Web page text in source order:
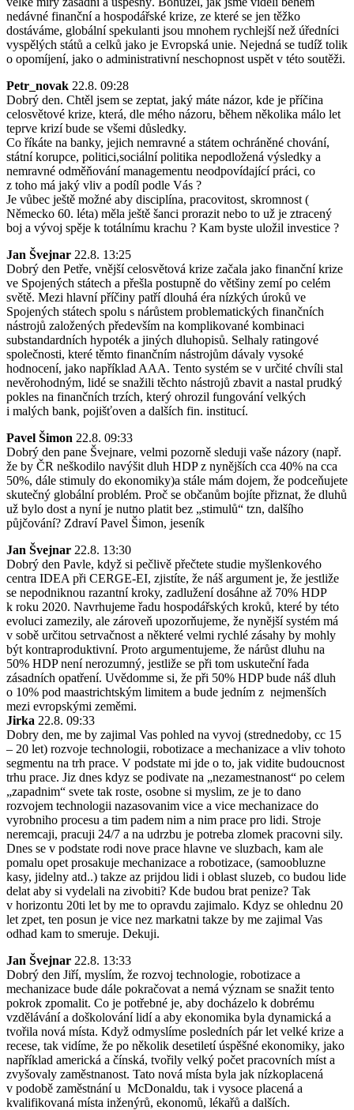
nedávné finanční a hospodářské krize, ze které se jen těžko
dostáváme, globální spekulanti jsou mnohem rychlejší než úředníci
vyspělých států a celků jako je Evropská unie. Nejedná se tudíž tolik
o opomíjení, jako o administrativní neschopnost uspět v této soutěži.
Petr_novak 22.8. 09:28
Dobrý den. Chtěl jsem se zeptat, jaký máte názor, kde je příčina
celosvětové krize, která, dle mého názoru, během několika málo let
teprve krizí bude se všemi důsledky.
Co říkáte na banky, jejich nemravné a státem ochráněné chování,
státní korupce, politici,sociální politika nepodložená výsledky a
nemravné odměňování managementu neodpovídající práci, co
z toho má jaký vliv a podíl podle Vás ?
Je vůbec ještě možné aby disciplína, pracovitost, skromnost (
Německo 60. léta) měla ještě šanci prorazit nebo to už je ztracený
boj a vývoj spěje k totálnímu krachu ? Kam byste uložil investice ?
Jan Švejnar 22.8. 13:25
Dobrý den Petře, vnější celosvětová krize začala jako finanční krize
ve Spojených státech a přešla postupně do většiny zemí po celém
světě. Mezi hlavní příčiny patří dlouhá éra nízkých úroků ve
Spojených státech spolu s nárůstem problematických finančních
nástrojů založených především na komplikované kombinaci
substandardních hypoték a jiných dluhopisů. Selhaly ratingové
společnosti, které těmto finančním nástrojům dávaly vysoké
hodnocení, jako například AAA. Tento systém se v určité chvíli stal
nevěrohodným, lidé se snažili těchto nástrojů zbavit a nastal prudký
pokles na finančních trzích, který ohrozil fungování velkých
i malých bank, pojišťoven a dalších fin. institucí.
Pavel Šimon 22.8. 09:33
Dobrý den pane Švejnare, velmi pozorně sleduji vaše názory (např.
že by ČR neškodilo navýšit dluh HDP z nynějších cca 40% na cca
50%, dále stimuly do ekonomiky)a stále mám dojem, že podceňujete
skutečný globální problém. Proč se občanům bojíte přiznat, že dluhů
už bylo dost a nyní je nutno platit bez „stimulů“ tzn, dalšího
půjčování? Zdraví Pavel Šimon, jeseník
Jan Švejnar 22.8. 13:30
Dobrý den Pavle, když si pečlivě přečtete studie myšlenkového
centra IDEA při CERGE-EI, zjistíte, že náš argument je, že jestliže
se nepodniknou razantní kroky, zadlužení dosáhne až 70% HDP
k roku 2020. Navrhujeme řadu hospodářských kroků, které by této
evoluci zamezily, ale zároveň upozorňujeme, že nynější systém má
v sobě určitou setrvačnost a některé velmi rychlé zásahy by mohly
být kontraproduktivní. Proto argumentujeme, že nárůst dluhu na
50% HDP není nerozumný, jestliže se při tom uskuteční řada
zásadních opatření. Uvědomme si, že při 50% HDP bude náš dluh
o 10% pod maastrichtským limitem a bude jedním z nejmenších
mezi evropskými zeměmi.
Jirka 22.8. 09:33
Dobry den, me by zajimal Vas pohled na vyvoj (strednedoby, cc 15
– 20 let) rozvoje technologii, robotizace a mechanizace a vliv tohoto
segmentu na trh prace. V podstate mi jde o to, jak vidite budoucnost
trhu prace. Jiz dnes kdyz se podivate na „nezamestnanost“ po celem
„zapadnim“ svete tak roste, osobne si myslim, ze je to dano
rozvojem technologii nazasovanim vice a vice mechanizace do
vyrobniho procesu a tim padem nim a nim prace pro lidi. Stroje
neremcaji, pracuji 24/7 a na udrzbu je potreba zlomek pracovni sily.
Dnes se v podstate rodi nove prace hlavne ve sluzbach, kam ale
pomalu opet prosakuje mechanizace a robotizace, (samoobluzne
kasy, jidelny atd..) takze az prijdou lidi i oblast sluzeb, co budou lide
delat aby si vydelali na zivobiti? Kde budou brat penize? Tak
v horizontu 20ti let by me to opravdu zajimalo. Kdyz se ohlednu 20
let zpet, ten posun je vice nez markatni takze by me zajimal Vas
odhad kam to smeruje. Dekuji.
Jan Švejnar 22.8. 13:33
Dobrý den Jiří, myslím, že rozvoj technologie, robotizace a
mechanizace bude dále pokračovat a nemá význam se snažit tento
pokrok zpomalit. Co je potřebné je, aby docházelo k dobrému
vzdělávání a doškolování lidí a aby ekonomika byla dynamická a
tvořila nová místa. Když odmyslíme posledních pár let velké krize a
recese, tak vidíme, že po několik desetiletí úspěšné ekonomiky, jako
například americká a čínská, tvořily velký počet pracovních míst a
zvyšovaly zaměstnanost. Tato nová místa byla jak nízkoplacená
v podobě zaměstnání u McDonaldu, tak i vysoce placená a
kvalifikovaná místa inženýrů, ekonomů, lékařů a dalších.